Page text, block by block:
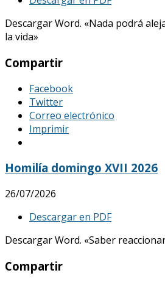
Descargar Word. «Nada podrá
la vida»
Compartir
Facebook
Twitter
Correo electrónico
Imprimir
Homilía domingo XVII 2026
26/07/2026
Descargar en PDF
Descargar Word. «Saber
Compartir